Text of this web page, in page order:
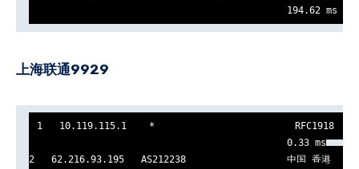
                                              194.62 ms
上海联通9929
1   10.119.115.1    *
                                              0.33 ms
2   62.216.93.195   AS212238                  中国 香港